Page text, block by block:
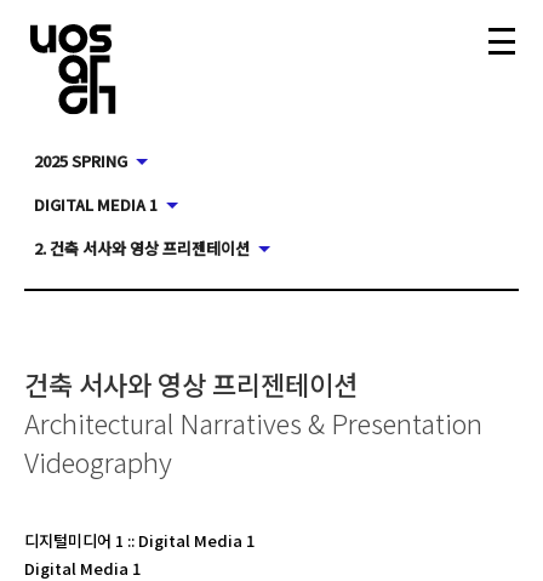
2025 SPRING
DIGITAL MEDIA 1
2. 건축 서사와 영상 프리젠테이션
건축 서사와 영상 프리젠테이션
Architectural Narratives & Presentation
Videography
디지털미디어 1 :: Digital Media 1
Digital Media 1